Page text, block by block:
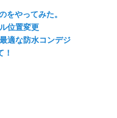
やってみた。
位置変更
適な防水コンデジ